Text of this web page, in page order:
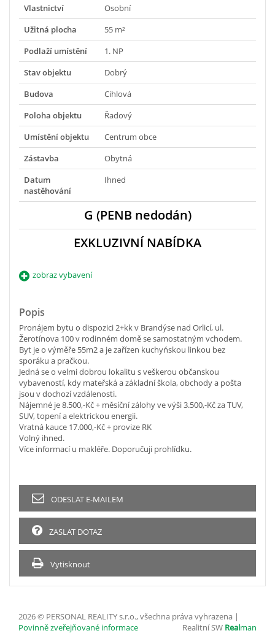
Vlastnictví
Osobní
Užitná plocha
55 m²
Podlaží umístění
1. NP
Stav objektu
Dobrý
Budova
Cihlová
Poloha objektu
Řadový
Umístění objektu
Centrum obce
Zástavba
Obytná
Datum
nastěhování
Ihned
G (PENB nedodán)
EXKLUZIVNÍ NABÍDKA
zobraz vybavení
Popis
Pronájem bytu o dispozici 2+kk v Brandýse nad Orlicí, ul.
Žerotínova 100 v rodinném domě se samostatným vchodem.
Byt je o výměře 55m2 a je zařízen kuchyńskou linkou bez
sporáku a pračkou.
Jedná se o velmi dobrou lokalitu s veškerou občanskou
vybaveností, kdy mateřská a základní škola, obchody a pošta
jsou v dochozí vzdálenosti.
Nájemné je 8.500,-Kč + měsíční zálohy ve výši 3.500,-Kč za TUV,
SUV, topení a elektrickou energii.
Vratná kauce 17.000,-Kč + provize RK
Volný ihned.
Více informací u makléře. Doporučuji prohlídku.
ODESLAT E-MAILEM
ZASLAT DOTAZ
Vytisknout
2026 © PERSONAL REALITY s.r.o., všechna práva vyhrazena |
Povinně zveřejňované informace
Realitní SW Realman